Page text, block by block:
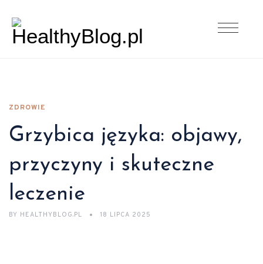
ZDROWIE
Grzybica języka: objawy,
przyczyny i skuteczne
leczenie
BY HEALTHYBLOG.PL 18 LIPCA 2025